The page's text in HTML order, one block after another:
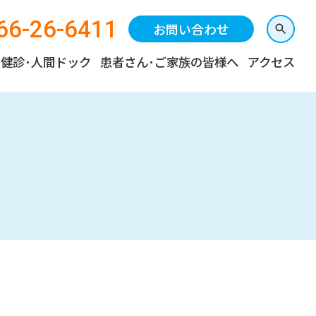
26-6411 お問い合わせ
健診･人間ドック 患者さん･ご家族の皆様へ アクセス